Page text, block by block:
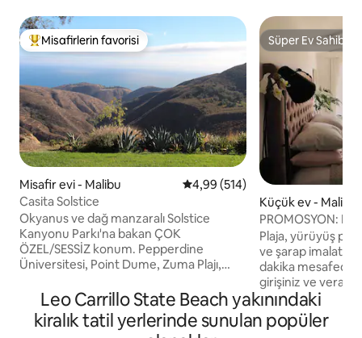
Misafirlerin favorilerinden en beğenilenler arasında
Misafirlerin favorisi
Misafir evi - Malibu 5 üzerinden ortalama 4,99
4,99 (514)
Casita Solstice
Okyanus ve dağ manzaralı Solstice
Kanyonu Parkı'na bakan ÇOK
ÖZEL/SESSİZ konum. Pepperdine
Üniversitesi, Point Dume, Zuma Plajı,
Yerlerine yakın kırsal, sessiz bir bölgede
bulunuyoruz. Sörf yapabilir, yürüyüş
yapabilir, yerel şarap imalathanelerini
Süper Ev Sahibi
Süper Ev Sahibi
Küçük ev - Malibu
PROMOSYON:
Okyanus
Plaja, yürüyüş
ve şarap
dakika mesafede
girişiniz ve
mahremiyetin keyfini
meşe zeminler,
mutfak, yüksek
Leo Carrillo State Beach yakınındaki
kiralık tatil yerlerinde sunulan popüler